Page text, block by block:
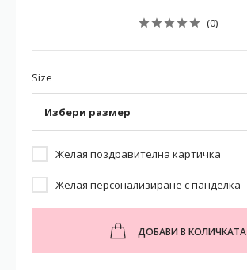
(0)
Size
Избери размер
Желая поздравителна картичка
Желая персонализиране с панделка
ДОБАВИ В КОЛИЧКАТА